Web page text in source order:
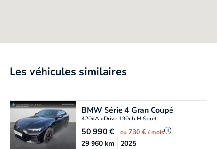
Les véhicules similaires
BMWSérie 4 Gran Coupé
420dA xDrive 190ch M Sport
50 990€ ou730 €/ mois i
29 960km 2025